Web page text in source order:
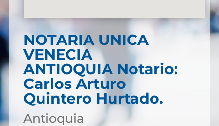
NOTARIA UNICA
VENECIA
ANTIOQUIA Notario:
Carlos Arturo
Quintero Hurtado.
Antioquia